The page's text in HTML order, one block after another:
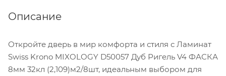
Описание
Откройте дверь в мир комфорта и стиля с Ламинат
Swiss Krono MIXOLOGY D50057 Дуб Ригель V4 ФАСКА
8мм 32кл (2,109)м2/8шт, идеальным выбором для